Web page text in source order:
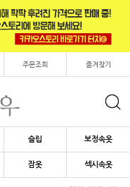
주문조회 즐겨찾기
슬립 보정속옷
잠옷 섹시속옷